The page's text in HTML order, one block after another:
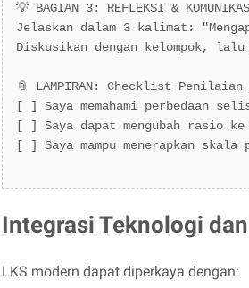
💡 BAGIAN 3: REFLEKSI &
Jelaskan dalam 3 kalimat:
Diskusikan dengan kelompok,
📎 LAMPIRAN: Checklist
[ ] Saya memahami perbedaan
[ ] Saya dapat mengubah rasio ke
[ ] Saya mampu menerapkan skala
Integrasi Teknologi
LKS modern dapat diperkaya dengan: